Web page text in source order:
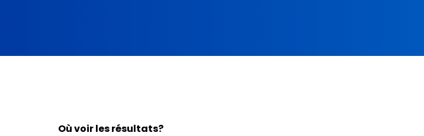
Où voir les résultats?